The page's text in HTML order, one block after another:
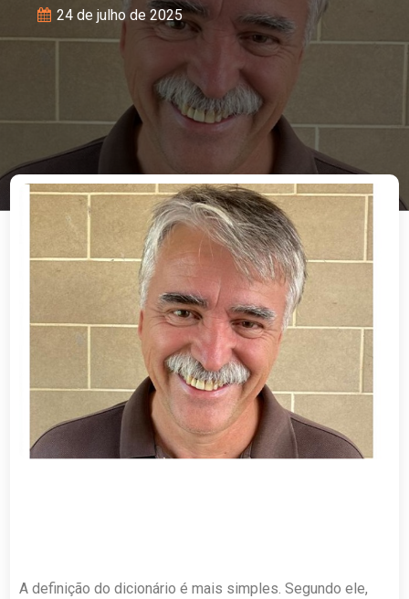
24 de julho de 2025
A definição do dicionário é mais simples. Segundo ele,